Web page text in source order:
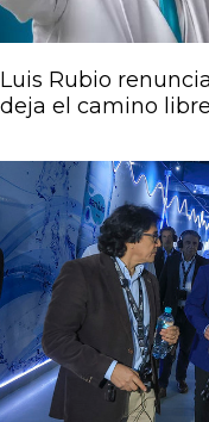
Luis Rubio
deja el camino